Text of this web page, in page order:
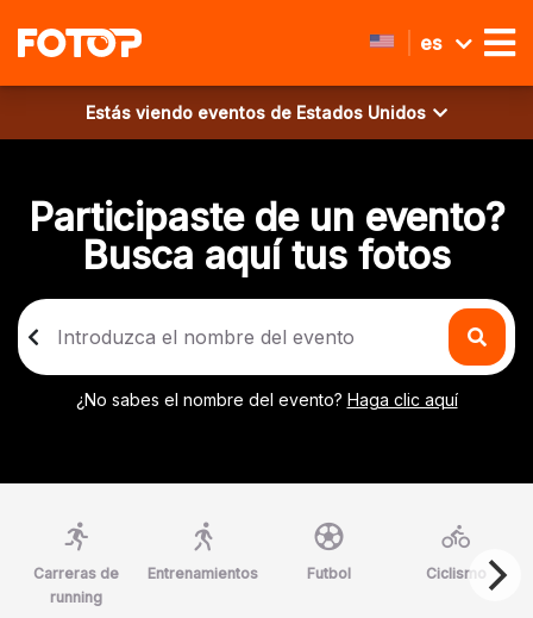
es
Estás viendo eventos de Estados Unidos
Participaste de un evento?
Busca aquí tus fotos
¿No sabes el nombre del evento? Haga clic aquí
Carreras de
running
Entrenamientos Futbol Ciclismo